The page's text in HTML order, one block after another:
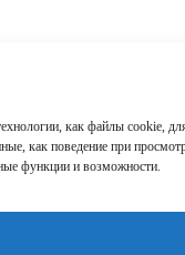
как файлы cookie,
как поведение при
функции и возможности.